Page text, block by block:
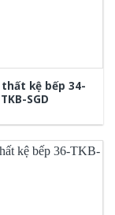
kệ bếp 34-
TKB-SGD